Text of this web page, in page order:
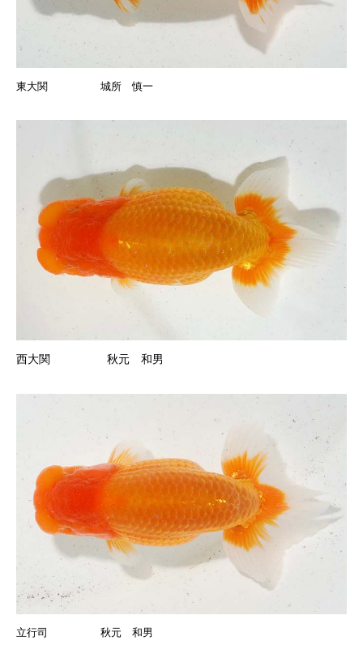
東大関 城所 慎一
西大関 秋元 和男
立行司 秋元 和男